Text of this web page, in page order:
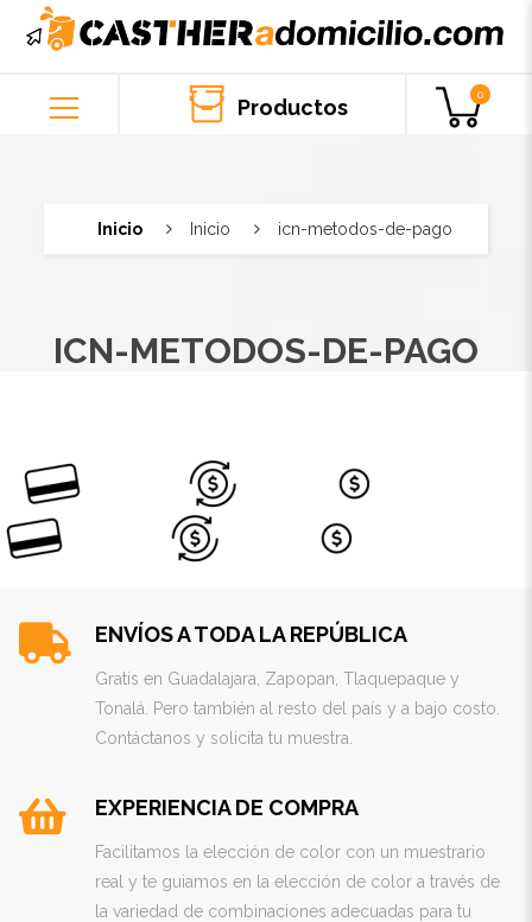
Productos
0
ICN-METODOS-DE-PAGO
Inicio Inicio icn-metodos-de-pago
ENVÍOS A TODA LA REPÚBLICA
Gratis en Guadalajara, Zapopan, Tlaquepaque y
Tonalá. Pero también al resto del país y a bajo costo.
Contáctanos y solicita tu muestra.
EXPERIENCIA DE COMPRA
Facilitamos la elección de color con un muestrario
real y te guiamos en la elección de color a través de
la variedad de combinaciones adecuadas para tu